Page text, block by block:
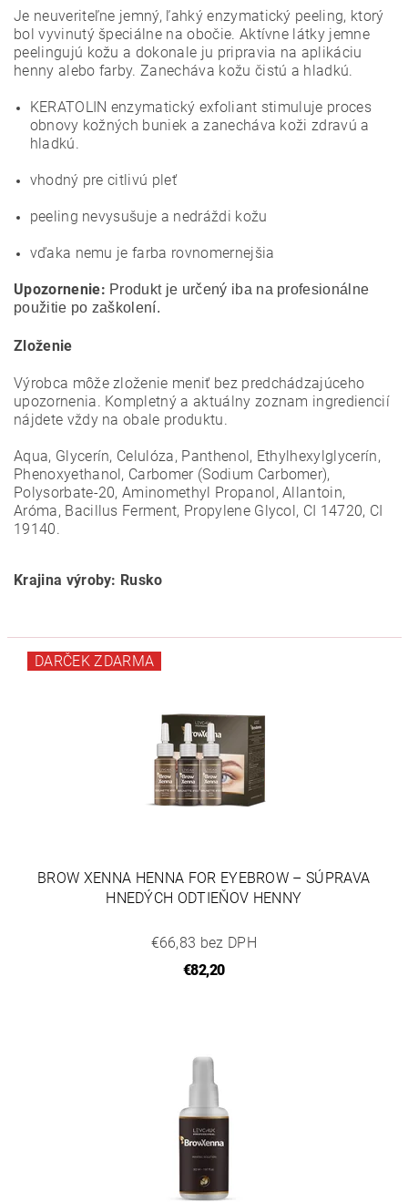
Je neuveriteľne jemný, ľahký enzymatický peeling, ktorý
bol vyvinutý špeciálne na obočie. Aktívne látky jemne
peelingujú kožu a dokonale ju pripravia na aplikáciu
henny alebo farby. Zanecháva kožu čistú a hladkú.
KERATOLIN enzymatický exfoliant stimuluje proces
obnovy kožných buniek a zanecháva koži zdravú a
hladkú.
vhodný pre citlivú pleť
peeling nevysušuje a nedráždi kožu
vďaka nemu je farba rovnomernejšia
Upozornenie: Produkt je určený iba na profesionálne
použitie po zaškolení.
Zloženie
Výrobca môže zloženie meniť bez predchádzajúceho
upozornenia. Kompletný a aktuálny zoznam ingrediencií
nájdete vždy na obale produktu.
Aqua, Glycerín, Celulóza, Panthenol, Ethylhexylglycerín,
Phenoxyethanol, Carbomer (Sodium Carbomer),
Polysorbate-20, Aminomethyl Propanol, Allantoin,
Aróma, Bacillus Ferment, Propylene Glycol, CI 14720, CI
19140.
Krajina výroby: Rusko
DARČEK ZDARMA
BROW XENNA HENNA FOR EYEBROW – SÚPRAVA
HNEDÝCH ODTIEŇOV HENNY
€66,83 bez DPH
€82,20